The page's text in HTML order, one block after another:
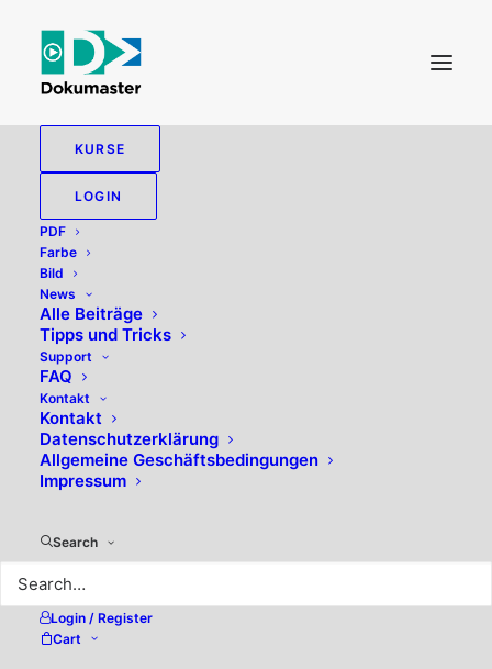
KURSE
LOGIN
PDF
Farbe
Bild
News
Alle Beiträge
Tipps und Tricks
Support
FAQ
Kontakt
Kontakt
Datenschutzerklärung
Allgemeine Geschäftsbedingungen
Impressum
Search
Login / Register
Cart
EXCIRE FOTO 2025
Gewinner Wettbewerb p2m-